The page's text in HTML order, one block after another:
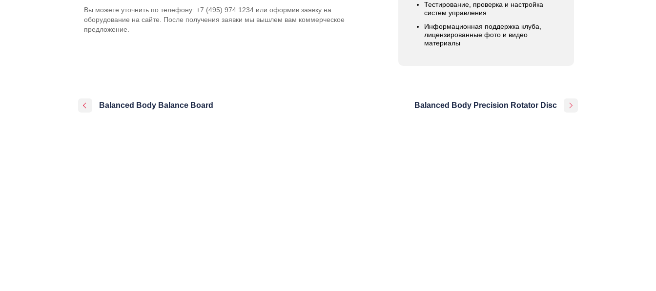
Тестирование, проверка и настройка
систем управления
Информационная поддержка клуба,
лицензированные фото и видео
материалы
Вы можете уточнить по телефону: +7 (495) 974 1234 или оформив заявку на
оборудование на сайте. После получения заявки мы вышлем вам коммерческое
предложение.
Balanced Body Balance Board Balanced Body Precision Rotator Disc